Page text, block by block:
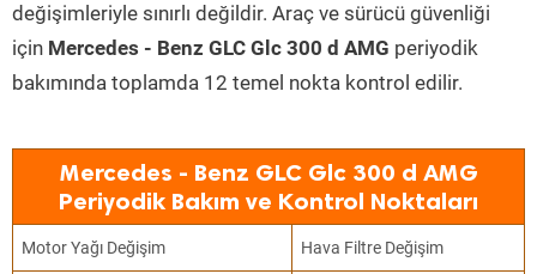
değişimleriyle sınırlı değildir. Araç ve sürücü güvenliği
için Mercedes - Benz GLC Glc 300 d AMG periyodik
bakımında toplamda 12 temel nokta kontrol edilir.
Mercedes - Benz GLC Glc 300 d AMG
Periyodik Bakım ve Kontrol Noktaları
Motor Yağı Değişim Hava Filtre Değişim